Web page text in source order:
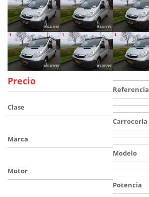
Precio
Referencia
Clase
Carrocería
Marca
Modelo
Motor
Potencia